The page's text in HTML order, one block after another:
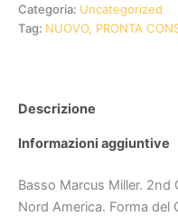
Categoria: Uncategorized
Tag: NUOVO, PRONTA
Descrizione
Informazioni aggiuntive
Basso Marcus Miller.
Nord America. Forma del